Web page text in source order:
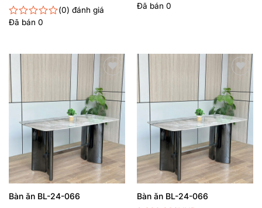
Được
0
5
sao
0
đánh giá
Đã bán 0
Được
sao
Đã bán 0
yêu
thích
Bàn ăn BL-24-066
yêu
thích
Bàn ăn BL-24-066